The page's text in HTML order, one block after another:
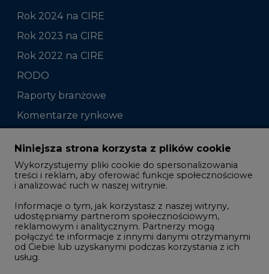
Zmiany kadrowe na rynku
Studio CIRE
Gospodarka
Geopolityka
Innowacje i AI
Telekomunikacja i IT
Niniejsza strona korzysta z plików cookie
Wykorzystujemy pliki cookie do spersonalizowania
treści i reklam, aby oferować funkcje społecznościowe
Informacje o tym, jak korzystasz z naszej witryny,
udostępniamy partnerom społecznościowym,
reklamowym i analitycznym. Partnerzy mogą
połączyć te informacje z innymi danymi otrzymanymi
usług.
Korzystanie z plików cookie innych niż systemowe
wymaga zgody. Zgoda jest dobrowolna i w każdym
momencie możesz ją wycofać poprzez zmianę
preferencji plików cookie. Zgodę możesz wyrazić,